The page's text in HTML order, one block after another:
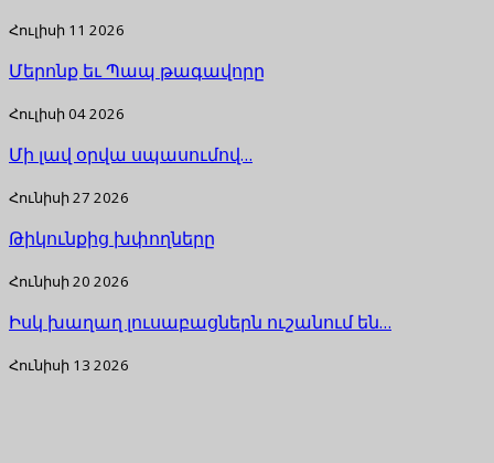
Հուլիսի 11 2026
Մերոնք եւ Պապ թագավորը
Հուլիսի 04 2026
Մի լավ օրվա սպասումով…
Հունիսի 27 2026
Թիկունքից խփողները
Հունիսի 20 2026
Իսկ խաղաղ լուսաբացներն ուշանում են…
Հունիսի 13 2026